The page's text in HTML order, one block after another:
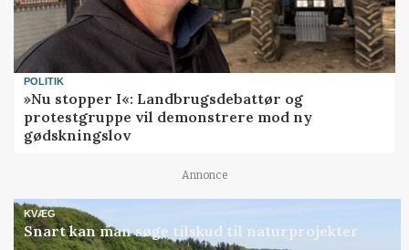
POLITIK
»Nu stopper I«: Landbrugsdebattør og
protestgruppe vil demonstrere mod ny
gødskningslov
Annonce
KVÆG
Snart kan man søge tilskud til naturprojekter